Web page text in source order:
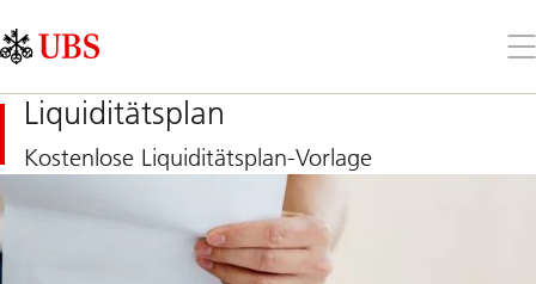
Links
Area
Sie
Liquiditätsplan
Kostenlose Liquiditätsplan-Vorlage